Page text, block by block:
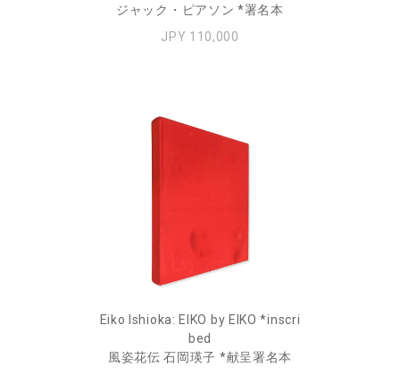
ジャック・ピアソン *署名本
JPY 110,000
Eiko Ishioka: EIKO by EIKO *inscri
bed
風姿花伝 石岡瑛子 *献呈署名本